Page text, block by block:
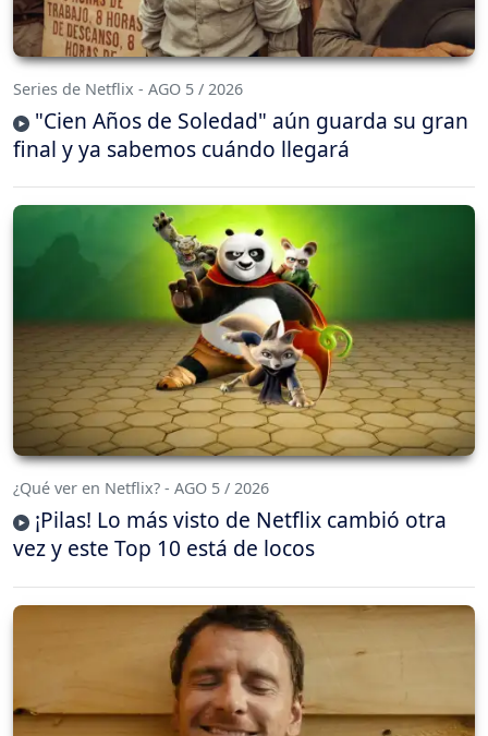
Series de Netflix - AGO 5 / 2026
"Cien Años de Soledad" aún guarda su gran
final y ya sabemos cuándo llegará
¿Qué ver en Netflix? - AGO 5 / 2026
¡Pilas! Lo más visto de Netflix cambió otra
vez y este Top 10 está de locos